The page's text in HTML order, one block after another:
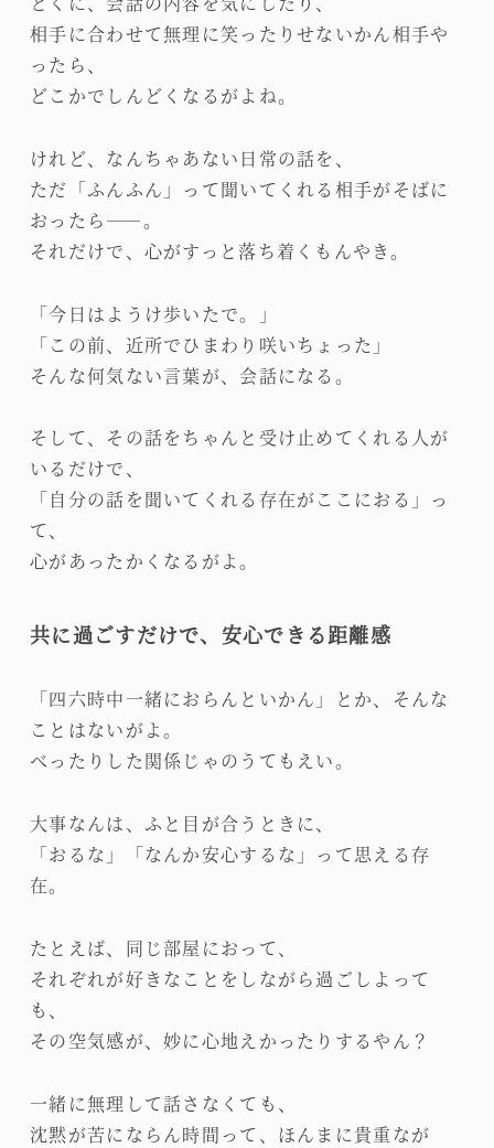
相手に合わせて無理に笑ったりせないかん相手や
ったら、
どこかでしんどくなるがよね。
けれど、なんちゃあない日常の話を、
ただ「ふんふん」って聞いてくれる相手がそばに
おったら――。
それだけで、心がすっと落ち着くもんやき。
「今日はようけ歩いたで。」
「この前、近所でひまわり咲いちょった」
そんな何気ない言葉が、会話になる。
そして、その話をちゃんと受け止めてくれる人が
いるだけで、
「自分の話を聞いてくれる存在がここにおる」っ
て、
心があったかくなるがよ。
共に過ごすだけで、安心できる距離感
「四六時中一緒におらんといかん」とか、そんな
ことはないがよ。
べったりした関係じゃのうてもえい。
大事なんは、ふと目が合うときに、
「おるな」「なんか安心するな」って思える存
在。
たとえば、同じ部屋におって、
それぞれが好きなことをしながら過ごしよって
も、
その空気感が、妙に心地えかったりするやん？
一緒に無理して話さなくても、
沈黙が苦にならん時間って、ほんまに貴重なが